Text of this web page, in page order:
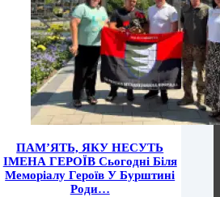
ПАМ’ЯТЬ, ЯКУ НЕСУТЬ
ІМЕНА ГЕРОЇВ Сьогодні Біля
Меморіалу Героїв У Бурштині
Роди…